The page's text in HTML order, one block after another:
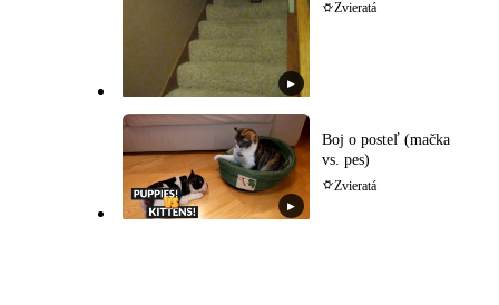
▶
Zvieratá
▶
Boj o posteľ (mačka
vs. pes)
Zvieratá